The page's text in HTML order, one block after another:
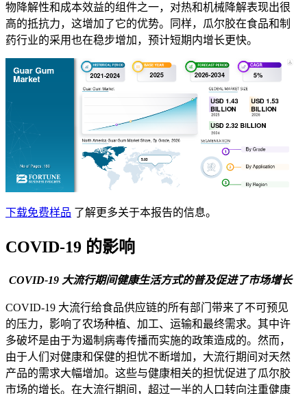
物降解性和成本效益的组件之一，对热和机械降解表现出很
高的抵抗力，这增加了它的优势。同样，瓜尔胶在食品和制
药行业的采用也在稳步增加，预计短期内增长更快。
下载免费样品 了解更多关于本报告的信息。
COVID-19 的影响
COVID-19 大流行期间健康生活方式的普及促进了市场增长
COVID-19 大流行给食品供应链的所有部门带来了不可预见
的压力，影响了农场种植、加工、运输和最终需求。其中许
多破坏是由于为遏制病毒传播而实施的政策造成的。然而，
由于人们对健康和保健的担忧不断增加，大流行期间对天然
产品的需求大幅增加。这些与健康相关的担忧促进了瓜尔胶
市场的增长。在大流行期间，超过一半的人口转向注重健康